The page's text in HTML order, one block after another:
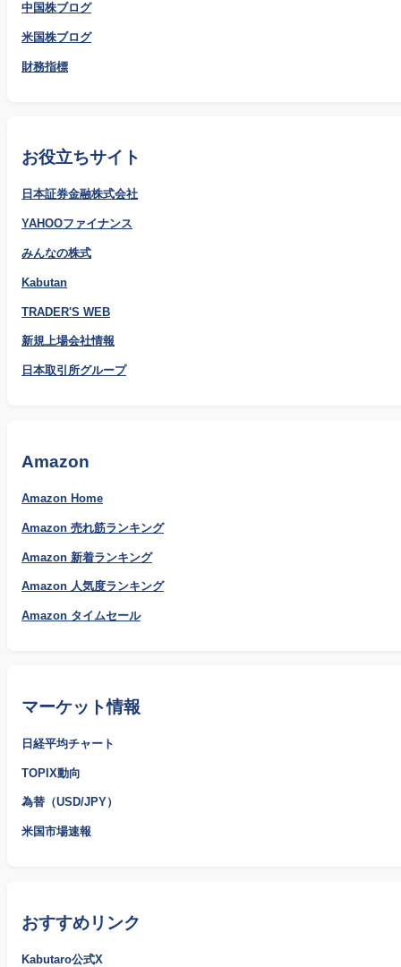
中国株ブログ
米国株ブログ
財務指標
お役立ちサイト
日本証券金融株式会社
YAHOOファイナンス
みんなの株式
Kabutan
TRADER'S WEB
新規上場会社情報
日本取引所グループ
Amazon
Amazon Home
Amazon 売れ筋ランキング
Amazon 新着ランキング
Amazon 人気度ランキング
Amazon タイムセール
マーケット情報
日経平均チャート
TOPIX動向
為替（USD/JPY）
米国市場速報
おすすめリンク
Kabutaro公式X